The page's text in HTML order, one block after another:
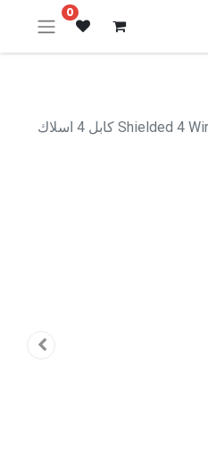
0
Shielded 4 Wires Copper Cable 1 Meter كابل 4 اسلاك